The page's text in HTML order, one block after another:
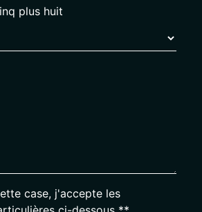
plus huit
case, j'accepte les